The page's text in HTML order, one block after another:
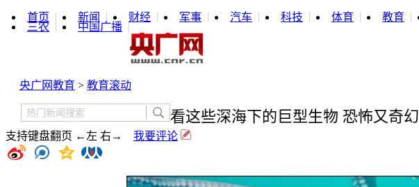
首页 新闻 财经 军事 汽车 科技 体育 教育
三农
中国广播
央广网教育 > 教育滚动
看这些深海下的巨型生物 恐怖又奇幻
支持键盘翻页 ←左 右→ 我要评论